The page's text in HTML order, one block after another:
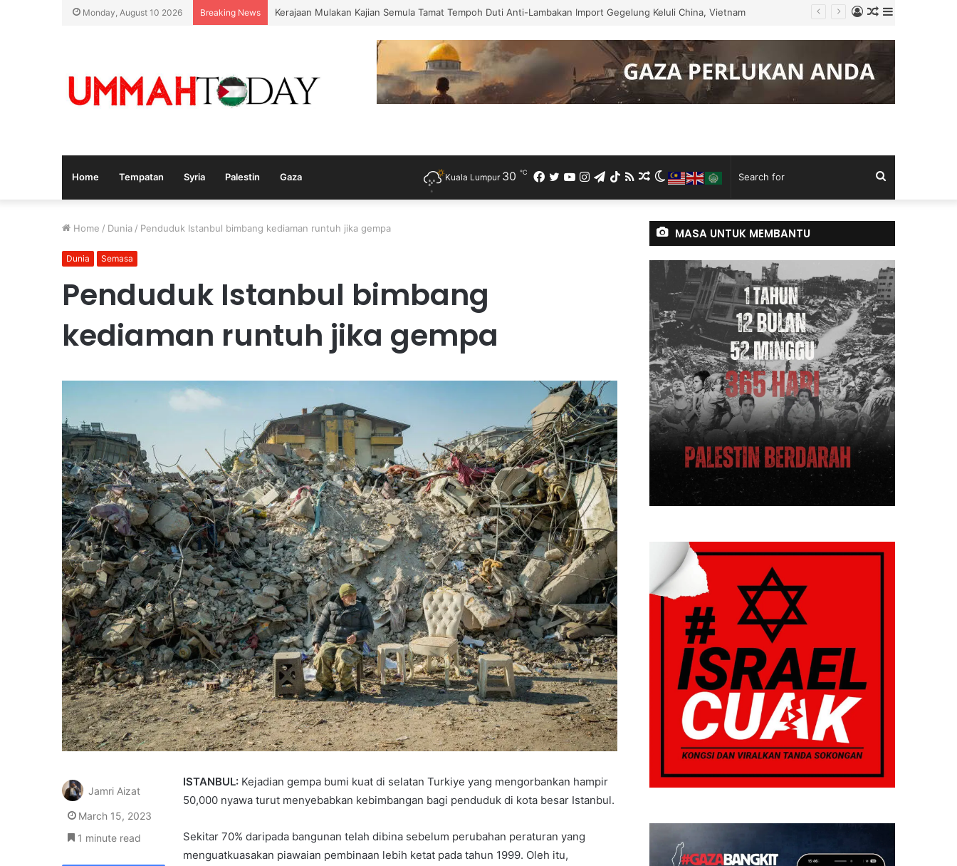
Monday, August 10 2026 Breaking News Kerajaan Mulakan Kajian Semula Tamat Tempoh Duti Anti-Lambakan Import Gegelung Keluli China, Vietnam
Random
Article
Log
In
Home Tempatan Syria Palestin Gaza
for
Switch
skin
Random
Article
RSS
TikTok
Telegram
Instagram
YouTube
Twitter
Facebook
Kuala Lumpur 30 ℃
Home / Dunia / Penduduk Istanbul bimbang kediaman runtuh jika gempa
Dunia Semasa
Penduduk Istanbul bimbang
kediaman runtuh jika gempa
ISTANBUL: Kejadian gempa bumi kuat di selatan Turkiye yang mengorbankan hampir
50,000 nyawa turut menyebabkan kebimbangan bagi penduduk di kota besar Istanbul.
Sekitar 70% daripada bangunan telah dibina sebelum perubahan peraturan yang
menguatkuasakan piawaian pembinaan lebih ketat pada tahun 1999. Oleh itu,
Jamri Aizat
March 15, 2023
1 minute read
MASA UNTUK MEMBANTU